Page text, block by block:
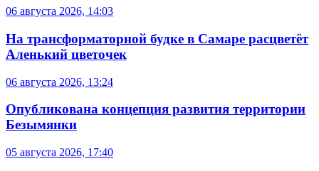
06 августа 2026, 14:03
На трансформаторной будке в Самаре расцветёт
Аленький цветочек
06 августа 2026, 13:24
Опубликована концепция развития территории
Безымянки
05 августа 2026, 17:40